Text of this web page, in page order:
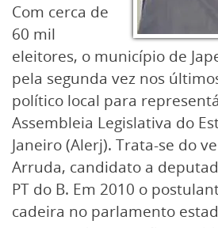
Com cerca de
60 mil
eleitores, o município de
pela segunda vez nos
político local para
Assembleia Legislativa do
Janeiro (Alerj). Trata-se do
Arruda, candidato a
PT do B. Em 2010 o
cadeira no parlamento